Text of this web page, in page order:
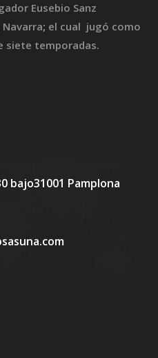
Eusebio Sanz
; el cual jugó como
siete temporadas.
bajo31001 Pamplona